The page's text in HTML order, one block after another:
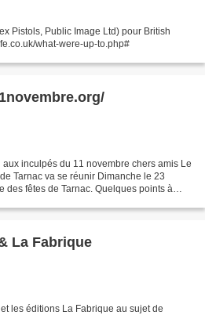
Pistols, Public Image Ltd) pour British
what-were-up-to.php#
inculpés du 11 novembre chers amis Le
Tarnac va se réunir Dimanche le 23
des fêtes de Tarnac. Quelques points à
La Fabrique
les éditions La Fabrique au sujet de